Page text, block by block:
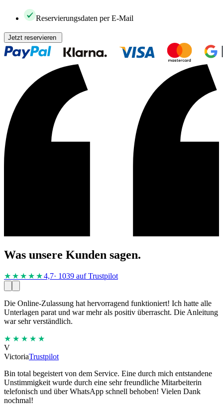
Reservierungsdaten per E-Mail
Jetzt reservieren
Was unsere Kunden sagen.
★★★★ ★4,7· 1039 auf Trustpilot
Die Online-Zulassung hat hervorragend funktioniert! Ich hatte alle
Unterlagen parat und war mehr als positiv überrascht. Die Anleitung
war sehr verständlich.
★★★★★
V
VictoriaTrustpilot
Bin total begeistert von dem Service. Eine durch mich entstandene
Unstimmigkeit wurde durch eine sehr freundliche Mitarbeiterin
telefonisch und über WhatsApp schnell behoben! Vielen Dank
nochmal!